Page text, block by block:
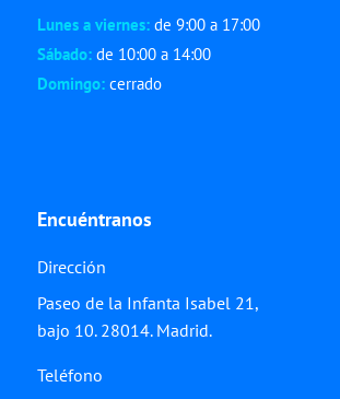
Lunes a viernes:de 9:00 a 17:00
Sábado:de 10:00 a 14:00
Domingo:cerrado
Encuéntranos
Dirección
Paseo de la Infanta Isabel 21,
bajo 10. 28014. Madrid.
Teléfono